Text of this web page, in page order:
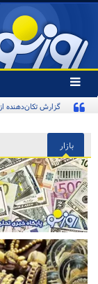
تغییر
وضعیت
منوی
ها
گزارش تکان‌دهنده از
بازار